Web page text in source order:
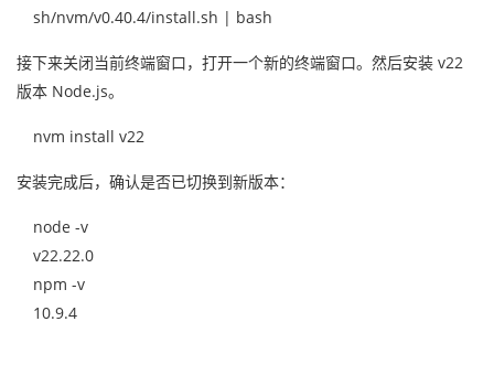
sh/nvm/v0.40.4/install.sh | bash
接下来关闭当前终端窗口，打开一个新的终端窗口。然后安装 v22
版本 Node.js。
nvm install v22
安装完成后，确认是否已切换到新版本：
node -v
v22.22.0
npm -v
10.9.4